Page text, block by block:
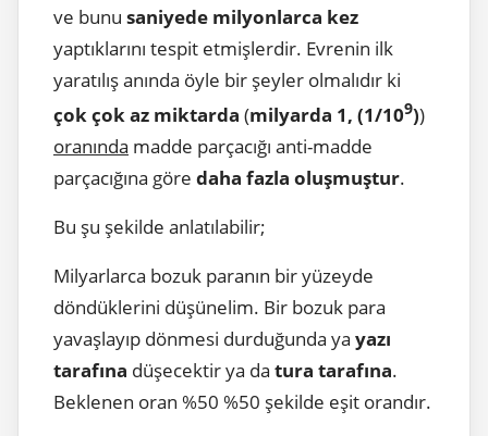
ve bunu saniyede milyonlarca kez
yaptıklarını tespit etmişlerdir. Evrenin ilk
yaratılış anında öyle bir şeyler olmalıdır ki
çok çok az miktarda (milyarda 1, (1/109))
oranında madde parçacığı anti-madde
parçacığına göre daha fazla oluşmuştur.
Bu şu şekilde anlatılabilir;
Milyarlarca bozuk paranın bir yüzeyde
döndüklerini düşünelim. Bir bozuk para
yavaşlayıp dönmesi durduğunda ya yazı
tarafına düşecektir ya da tura tarafına.
Beklenen oran %50 %50 şekilde eşit orandır.